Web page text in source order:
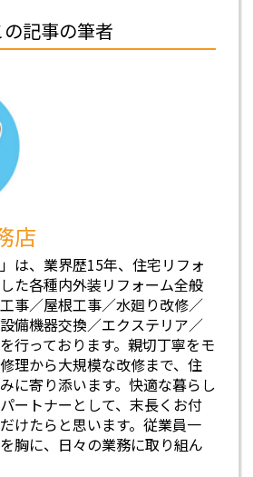
の記事の筆者
店
は、業界歴15年、住宅リフォ
た各種内外装リフォーム全般
工事／屋根工事／水廻り改修／
備機器交換／エクステリア／
行っております。親切丁寧をモ
理から大規模な改修まで、住
に寄り添います。快適な暮らし
ートナーとして、末長くお付
けたらと思います。従業員一
胸に、日々の業務に取り組ん